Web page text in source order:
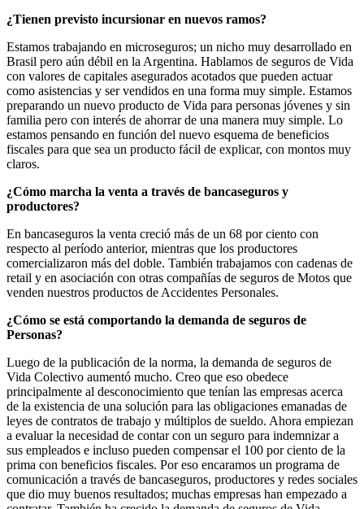
¿Tienen previsto incursionar en nuevos ramos?
Estamos trabajando en microseguros; un nicho muy desarrollado en
Brasil pero aún débil en la Argentina. Hablamos de seguros de Vida
con valores de capitales asegurados acotados que pueden actuar
como asistencias y ser vendidos en una forma muy simple. Estamos
preparando un nuevo producto de Vida para personas jóvenes y sin
familia pero con interés de ahorrar de una manera muy simple. Lo
estamos pensando en función del nuevo esquema de beneficios
fiscales para que sea un producto fácil de explicar, con montos muy
claros.
¿Cómo marcha la venta a través de bancaseguros y
productores?
En bancaseguros la venta creció más de un 68 por ciento con
respecto al período anterior, mientras que los productores
comercializaron más del doble. También trabajamos con cadenas de
retail y en asociación con otras compañías de seguros de Motos que
venden nuestros productos de Accidentes Personales.
¿Cómo se está comportando la demanda de seguros de
Personas?
Luego de la publicación de la norma, la demanda de seguros de
Vida Colectivo aumentó mucho. Creo que eso obedece
principalmente al desconocimiento que tenían las empresas acerca
de la existencia de una solución para las obligaciones emanadas de
leyes de contratos de trabajo y múltiplos de sueldo. Ahora empiezan
a evaluar la necesidad de contar con un seguro para indemnizar a
sus empleados e incluso pueden compensar el 100 por ciento de la
prima con beneficios fiscales. Por eso encaramos un programa de
comunicación a través de bancaseguros, productores y redes sociales
que dio muy buenos resultados; muchas empresas han empezado a